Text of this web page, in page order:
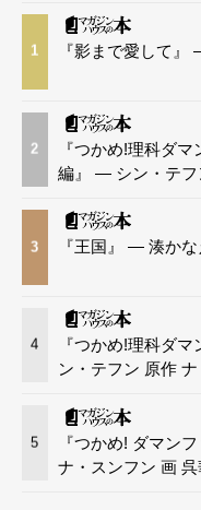
1 『影まで愛して
2
『つかめ!理科ダ
編』 — シン・テフ
3 『王国』 — 湊か
4
『つかめ!理科ダ
ン・テフン 原作
5
『つかめ! ダマン
ナ・スンフン 画 呉